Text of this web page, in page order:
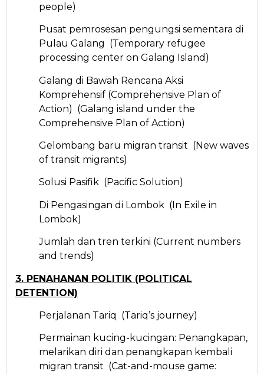
people)
Pusat pemrosesan pengungsi sementara di
Pulau Galang (Temporary refugee
processing center on Galang Island)
Galang di Bawah Rencana Aksi
Komprehensif (Comprehensive Plan of
Action) (Galang island under the
Comprehensive Plan of Action)
Gelombang baru migran transit (New waves
of transit migrants)
Solusi Pasifik (Pacific Solution)
Di Pengasingan di Lombok (In Exile in
Lombok)
Jumlah dan tren terkini (Current numbers
and trends)
3. PENAHANAN POLITIK (POLITICAL
DETENTION)
Perjalanan Tariq (Tariq’s journey)
Permainan kucing-kucingan: Penangkapan,
melarikan diri dan penangkapan kembali
migran transit (Cat-and-mouse game: